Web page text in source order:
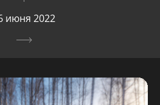
июня 2022